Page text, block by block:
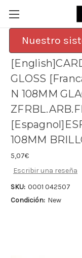
Nuestro
GLOSS
N 108MM
108MM
5,07€
Escribir una reseña
SKU: 0001 042507
Condición: New